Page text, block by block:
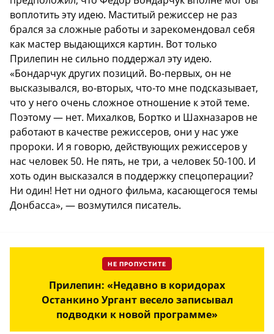
воплотить эту идею. Маститый режиссер не раз
брался за сложные работы и зарекомендовал себя
как мастер выдающихся картин. Вот только
Прилепин не сильно поддержал эту идею.
«Бондарчук других позиций. Во-первых, он не
высказывался, во-вторых, что-то мне подсказывает,
что у него очень сложное отношение к этой теме.
Поэтому — нет. Михалков, Бортко и Шахназаров не
работают в качестве режиссеров, они у нас уже
пророки. И я говорю, действующих режиссеров у
нас человек 50. Не пять, не три, а человек 50-100. И
хоть один высказался в поддержку спецоперации?
Ни один! Нет ни одного фильма, касающегося темы
Донбасса», — возмутился писатель.
НЕ ПРОПУСТИТЕ
Прилепин: «Недавно в коридорах
Останкино Ургант весело записывал
подводки к новой программе»